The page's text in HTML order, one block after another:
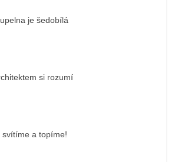
je šedobílá
si rozumí
svítíme a topíme!